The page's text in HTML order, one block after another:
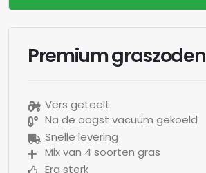
Premium graszoden
Vers geteelt
Na de oogst vacuüm gekoeld
Snelle levering
Mix van 4 soorten gras
Erg sterk